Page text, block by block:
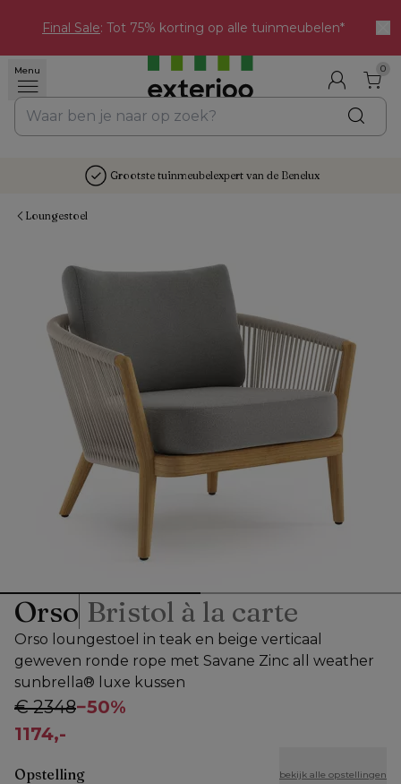
Final Sale: Tot 75% korting op alle tuinmeubelen*
Menu 0
Grootste tuinmeubelexpert van de Benelux
Loungestoel
Orso Bristol à la carte
Orso loungestoel in teak en beige verticaal
geweven ronde rope met Savane Zinc all weather
sunbrella® luxe kussen
€ 2348−50%
1174,-
Opstelling bekijk alle opstellingen